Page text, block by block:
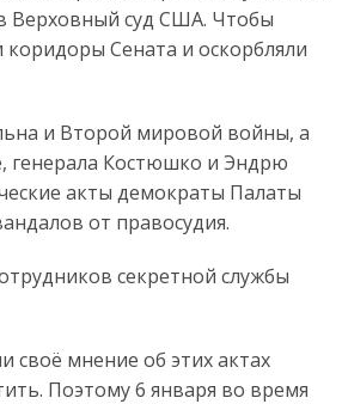
Верховный суд США. Чтобы
Сената и оскорбляли
и Второй мировой войны, а
генерала Костюшко и Эндрю
акты демократы Палаты
от правосудия.
секретной службы
своё мнение об этих актах
Поэтому 6 января во время